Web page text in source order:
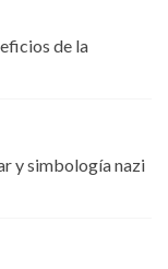
de la
y simbología nazi